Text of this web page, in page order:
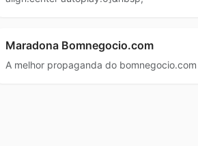
Maradona Bomnegocio.com
A melhor propaganda do bomnegocio.com